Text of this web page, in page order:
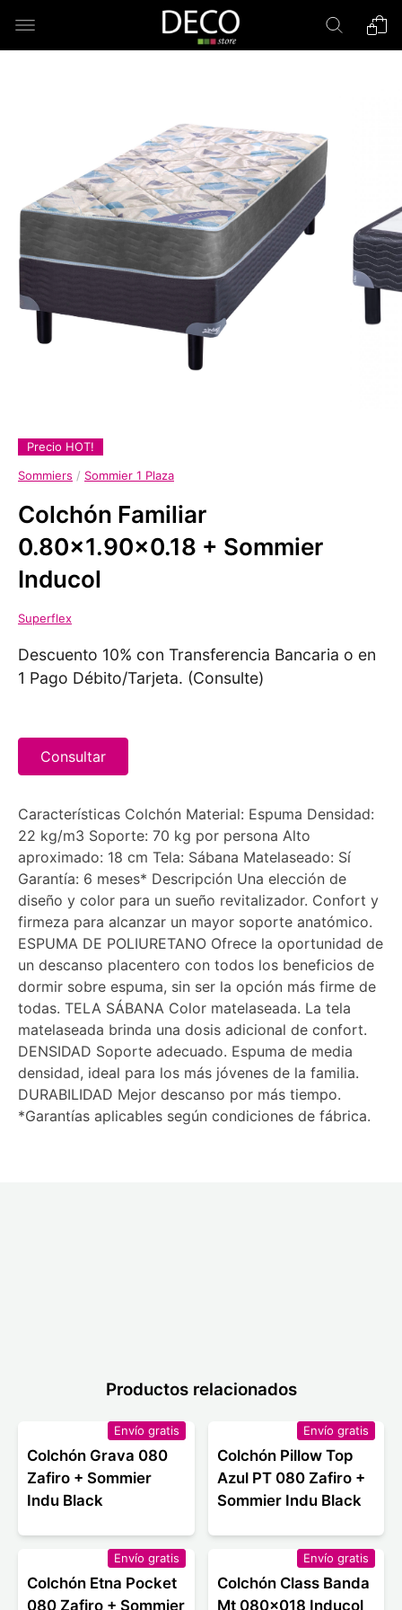
Precio HOT!
Sommiers / Sommier 1 Plaza
Colchón Familiar
0.80x1.90x0.18 + Sommier
Inducol
Superflex
Descuento 10% con Transferencia Bancaria o en
1 Pago Débito/Tarjeta. (Consulte)
Consultar
Características Colchón Material: Espuma Densidad:
22 kg/m3 Soporte: 70 kg por persona Alto
aproximado: 18 cm Tela: Sábana Matelaseado: Sí
Garantía: 6 meses* Descripción Una elección de
diseño y color para un sueño revitalizador. Confort y
firmeza para alcanzar un mayor soporte anatómico.
ESPUMA DE POLIURETANO Ofrece la oportunidad de
un descanso placentero con todos los beneficios de
dormir sobre espuma, sin ser la opción más firme de
todas. TELA SÁBANA Color matelaseada. La tela
matelaseada brinda una dosis adicional de confort.
DENSIDAD Soporte adecuado. Espuma de media
densidad, ideal para los más jóvenes de la familia.
DURABILIDAD Mejor descanso por más tiempo.
*Garantías aplicables según condiciones de fábrica.
Productos relacionados
Envío gratis
Colchón Grava 080
Zafiro + Sommier
Indu Black
Envío gratis
Colchón Pillow Top
Azul PT 080 Zafiro +
Sommier Indu Black
Envío gratis
Colchón Etna Pocket
080 Zafiro + Sommier
Envío gratis
Colchón Class Banda
Mt 080x018 Inducol